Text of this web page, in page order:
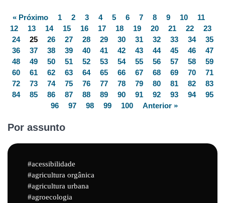
« Próximo 1 2 3 4 5 6 7 8 9 10
11
12
13 14 15 16 17 18 19 20 21 22
23
24
25 26 27 28 29 30 31 32 33 34
35
36
37 38 39 40 41 42 43 44 45 46
47
48
49 50 51 52 53 54 55 56 57 58
59
60
61 62 63 64 65 66 67 68 69 70
71
72
73 74 75 76 77 78 79 80 81 82
83
84
85 86 87 88 89 90 91 92 93 94
95
96
97 98 99 100 Anterior »
Por assunto
acessibilidade
agricultura orgânica
agricultura urbana
agroecologia